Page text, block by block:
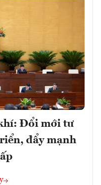
Đổi mới tư
đẩy mạnh